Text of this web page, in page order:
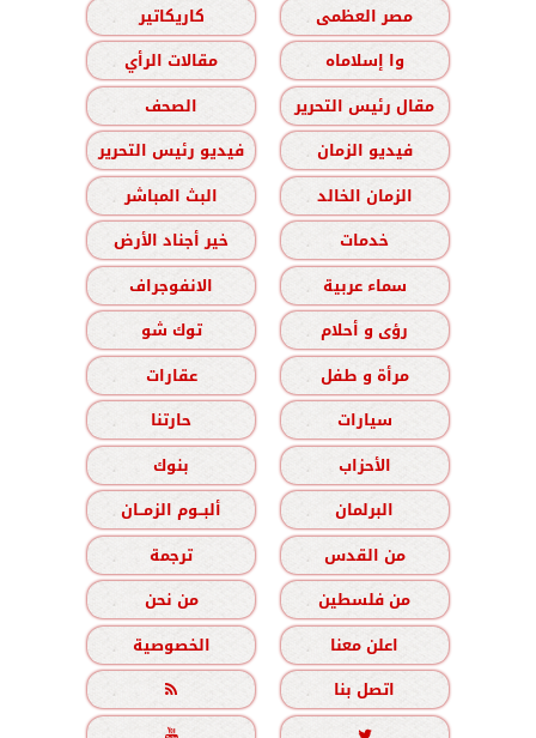
مصر العظمى
كاريكاتير
وا إسلاماه
مقالات الرأي
مقال رئيس التحرير
الصحف
فيديو الزمان
فيديو رئيس التحرير
الزمان الخالد
البث المباشر
خدمات
خير أجناد الأرض
سماء عربية
الانفوجراف
رؤى و أحلام
توك شو
مرأة و طفل
عقارات
سيارات
حارتنا
الأحزاب
بنوك
البرلمان
ألبــوم الزمــان
من القدس
ترجمة
من فلسطين
من نحن
اعلن معنا
الخصوصية
اتصل بنا
